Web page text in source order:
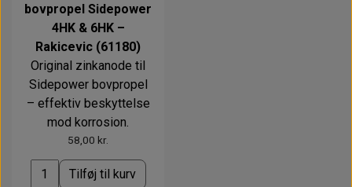
bovpropel Sidepower
4HK & 6HK –
Rakicevic (61180)
Original zinkanode til
Sidepower bovpropel
– effektiv beskyttelse
mod korrosion.
58,00 kr.
Tilføj til kurv